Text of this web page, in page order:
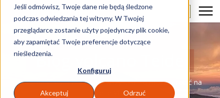
Jeśli odmówisz, Twoje dane nie będą śledzone
podczas odwiedzania tej witryny. W Twojej
przeglądarce zostanie użyty pojedynczy plik cookie,
aby zapamiętać Twoje preferencje dotyczące
nieśledzenia.
Konfiguruj
Akceptuj Odrzuć
Blog volcano Teide
Blog, na którym znajdziesz wszystko, co możesz robić na
Teneryfie